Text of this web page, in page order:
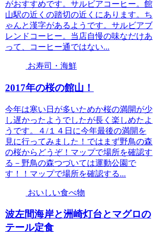
がおすすめです。サルビアコーヒー。館
山駅の近くの踏切の近くにあります。ち
ゃんと漢字があるようです。サルビアブ
レンドコーヒー。当店自慢の味なだけあ
って、コーヒー通ではない...
お寿司・海鮮
2017年の桜の館山！
今年は寒い日が多いためか桜の満開が少
し遅かったようでしたが長く楽しめたよ
うです。４/１４日に今年最後の満開を
見に行ってみました！ではまず野鳥の森
の桜からどうぞ！マップで場所を確認す
る－野鳥の森つづいては運動公園で
す！！マップで場所を確認する...
おいしい食べ物
波左間海岸と洲崎灯台とマグロの
テール定食